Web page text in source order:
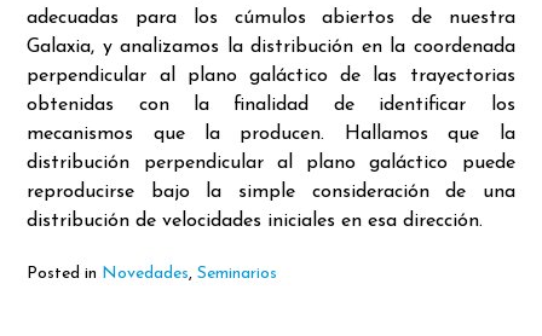
adecuadas para los cúmulos abiertos de nuestra
Galaxia, y analizamos la distribución en la coordenada
perpendicular al plano galáctico de las trayectorias
obtenidas con la finalidad de identificar los
mecanismos que la producen. Hallamos que
la
distribución perpendicular al plano galáctico puede
reproducirse bajo la simple consideración de una
distribución de velocidades iniciales en esa dirección.
Posted in Novedades,Seminarios